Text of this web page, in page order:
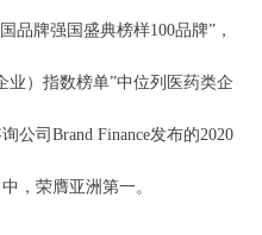
品牌强国盛典榜样100品牌”，
业）指数榜单”中位列医药类企
公司Brand Finance发布的2020
，荣膺亚洲第一。